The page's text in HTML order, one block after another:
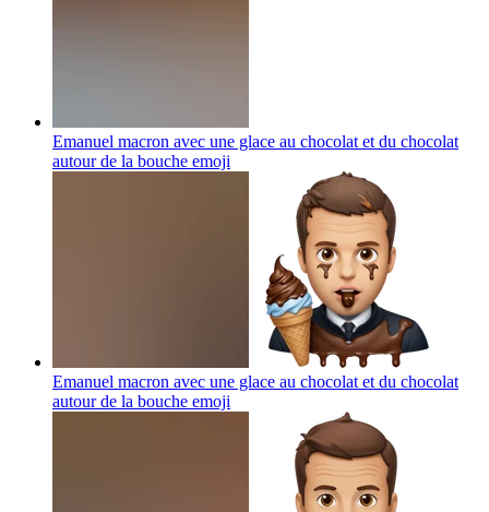
Emanuel macron avec une glace au chocolat et du chocolat
autour de la bouche emoji
Emanuel macron avec une glace au chocolat et du chocolat
autour de la bouche emoji